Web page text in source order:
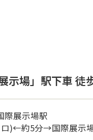
示場」駅下車 徒
展示場駅
ロ)←約5分→国際展示